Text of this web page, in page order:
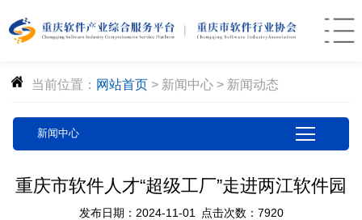
当前位置： 网站首页 > 新闻中心> 新闻动态
新闻中心
重庆市软件人才“超级工厂”走进两江软件园
发布日期：2024-11-01 点击次数：7920